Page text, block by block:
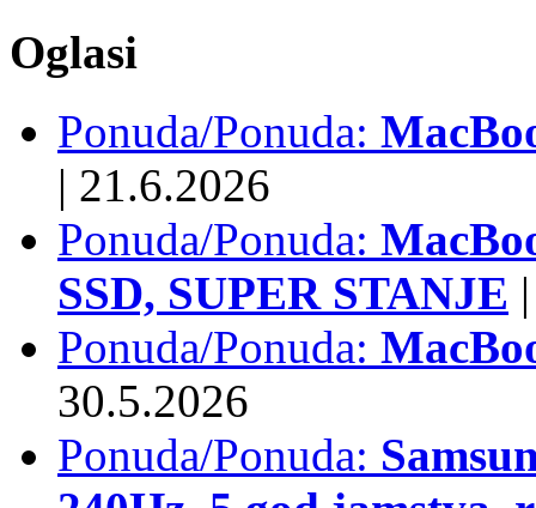
Oglasi
Ponuda/Ponuda:
| 21.6.2026
Ponuda/Ponuda:
SSD, SUPER STANJE |
Ponuda/Ponuda:
30.5.2026
Ponuda/Ponuda: